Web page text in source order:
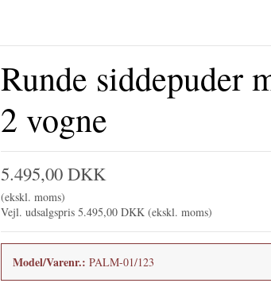
Runde siddepuder
2 vogne
5.495,00 DKK
(ekskl. moms)
Vejl. udsalgspris 5.495,00 DKK (ekskl. moms)
Model/Varenr.: PALM-01/123